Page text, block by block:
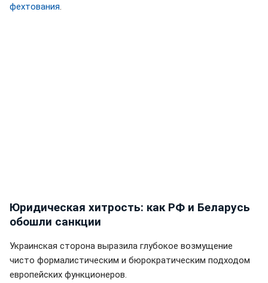
фехтования
Юридическая хитрость: как РФ и Беларусь
обошли санкции
Украинская сторона выразила глубокое возмущение
чисто формалистическим и бюрократическим подходом
европейских функционеров.